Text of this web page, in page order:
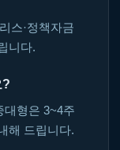
스·정책자금
니다.
?
대형은 3~4주
해 드립니다.